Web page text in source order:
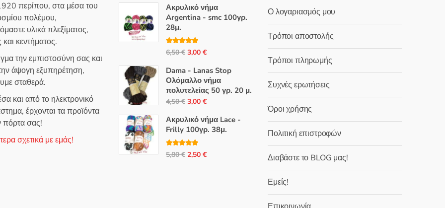
ό
περίπου, στα μέσα του
πολέμου,
υλικά πλεξίματος,
και κεντήματος.
την εμπιστοσύνη σας και
άψογη εξυπηρέτηση,
σταθερά.
και από το ηλεκτρονικό
έρχονται τα προϊόντα
πόρτα σας!
σχετικά με εμάς!
Ακρυλικό νήμα
Argentina - smc 100γρ.
28μ.
Βαθμολογή
θηκε με 5.00
6,50€ Original
was:
6,50 €.
3,00 €Η
τιμή
είναι:
3,00 €.
Dama - Lanas Stop
Ολόμαλλο νήμα
πολυτελείας 50 γρ. 20 μ.
4,50€ Original
was:
4,50 €.
3,00 €Η
τιμή
είναι:
Ακρυλικό νήμα Lace -
Frilly 100γρ. 38μ.
Βαθμολογή
θηκε με 5.00
5,80€ Original
2,50 €Η
Ο λογαριασμός μου
Τρόποι αποστολής
Τρόποι πληρωμής
Συχνές ερωτήσεις
Όροι χρήσης
Πολιτική επιστροφών
Διαβάστε το BLOG μας!
Εμείς!